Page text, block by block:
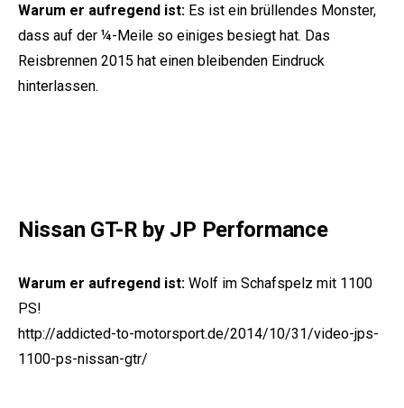
Warum er aufregend ist: Es ist ein brüllendes Monster,
dass auf der ¼-Meile so einiges besiegt hat. Das
Reisbrennen 2015 hat einen bleibenden Eindruck
hinterlassen.
Nissan GT-R by JP Performance
Warum er aufregend ist: Wolf im Schafspelz mit 1100
PS!
http://addicted-to-motorsport.de/2014/10/31/video-jps-
1100-ps-nissan-gtr/